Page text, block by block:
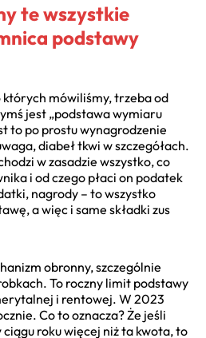
te wszystkie
podstawy
mówiliśmy, trzeba od
jest „podstawa wymiaru
to po prostu wynagrodzenie
diabeł tkwi w szczegółach.
w zasadzie wszystko, co
i od czego płaci on podatek
nagrody – to wszystko
a więc i same składki zus
obronny, szczególnie
To roczny limit podstawy
i rentowej. W 2023
Co to oznacza? Że jeśli
roku więcej niż ta kwota, to